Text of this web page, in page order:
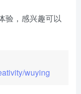
验，感兴趣可以
wuying